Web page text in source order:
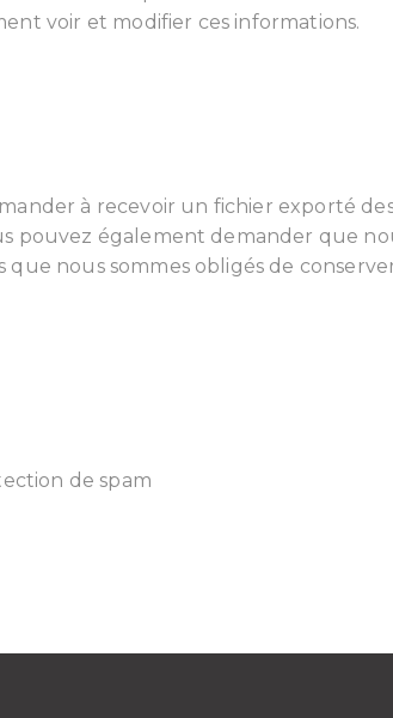
voir et modifier ces informations.
à recevoir un fichier exporté
pouvez également demander que
nous sommes obligés de
de spam